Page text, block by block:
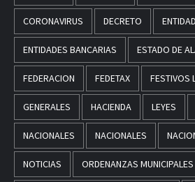
CORONAVIRUS DECRETO
ENTIDADES BANCARIAS ESTADO DE
FEDERACION FEDETAX FESTIVOS
GENERALES HACIENDA LEYES
NACIONALES NACIONALES
NOTICIAS ORDENANZAS MUNICIPALES